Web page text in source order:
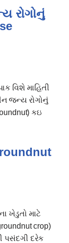
રોગોનું
વિશે માહિતી
જ્ન્ય રોગોનું
કઇ
ખેડુતો માટે
crop)
પસંદગી દરેક